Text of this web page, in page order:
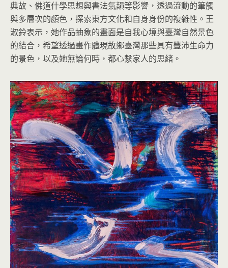
典故、佛道什學思想與書法氣韻等影響，透過流動的筆觸
與多層次的顏色，探索東方文化和自身身份的複雜性。王
淑鈴表示，她作品抽象的畫面是自我心境與臺灣自然景色
的結合，希望透過畫作體現故鄉臺灣那些具有豐沛生命力
的景色，以及她無論何時，都心繫家人的思緒。